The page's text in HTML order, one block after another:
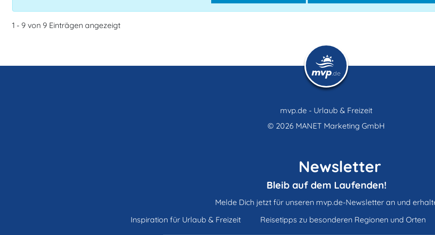
1 - 9 von 9 Einträgen angezeigt
mvp.de - Urlaub & Freizeit
© 2026 MANET Marketing GmbH
Newsletter
Bleib auf dem Laufenden!
Melde Dich jetzt für unseren mvp.de-Newsletter an und
Inspiration für Urlaub & Freizeit
Reisetipps zu besonderen Regionen und Orten